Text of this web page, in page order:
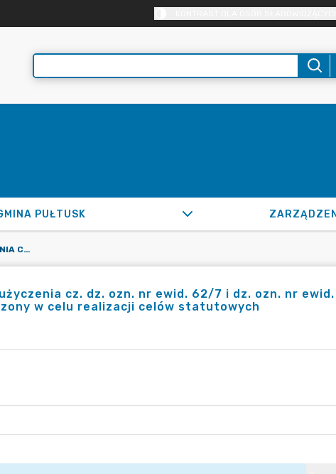
PUŁTUSK
UMOWA NR 341/2024 DOT. UŻYCZENIA CZ. DZ. OZN. NR EWID. 62/7 I DZ. OZN. NR EWID. 62/6 W OBR. 20 M. PUŁTUSK NA CZAS NIEOZNACZONY W CELU REALIZACJI CELÓW STATUTOWYCH
cz. dz. ozn. nr ewid. 62/7 i dz. ozn. nr
w celu realizacji celów statutowych